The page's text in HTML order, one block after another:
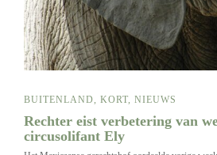
BUITENLAND, KORT, NIEUWS
Rechter eist verbetering van
circusolifant Ely